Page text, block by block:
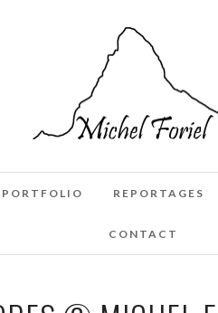
PORTFOLIO REPORTAGES
CONTACT